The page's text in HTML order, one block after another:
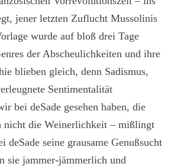
jener letzten Zuflucht Mussolinis
wurde auf bloß drei Tage
der Abscheulichkeiten und ihre
blieben gleich, denn Sadismus,
Sentimentalität
bei deSade gesehen haben, die
nicht die Weinerlichkeit – mißlingt
deSade seine grausame Genußsucht
sie jammer-jämmerlich und